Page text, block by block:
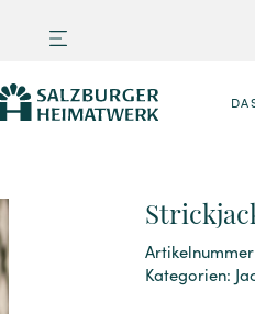
Kategorien: